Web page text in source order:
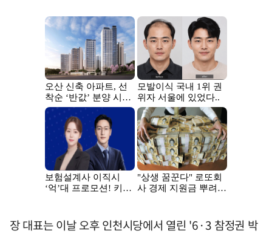
장 대표는 이날 오후 인천시당에서 열린 '6·3 참정권 박